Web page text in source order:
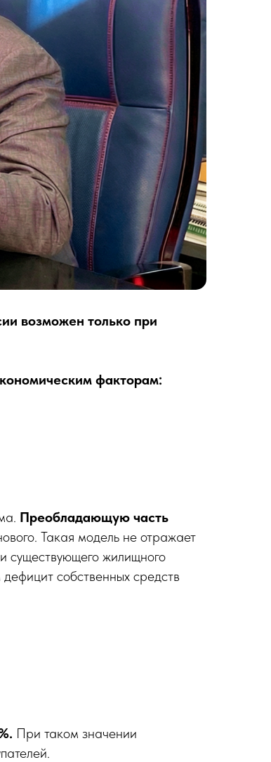
возможен только при
факторам:
Преобладающую часть
Такая модель не отражает
существующего жилищного
собственных средств
При таком значении